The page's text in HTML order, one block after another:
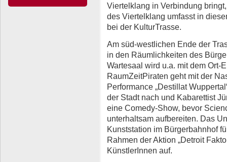
Viertelklang in Verbindung
des Viertelklang umfasst in
bei der KulturTrasse.
Am süd-westlichen Ende der
in den Räumlichkeiten des
Wartesaal wird u.a. mit dem Ort-
RaumZeitPiraten geht mit der
Performance „Destillat
der Stadt nach und Kabarettist
eine Comedy-Show, bevor
unterhaltsam aufbereiten. Das
Kunststation im Bürgerbahnhof
Rahmen der Aktion „Detroit
KünstlerInnen auf.